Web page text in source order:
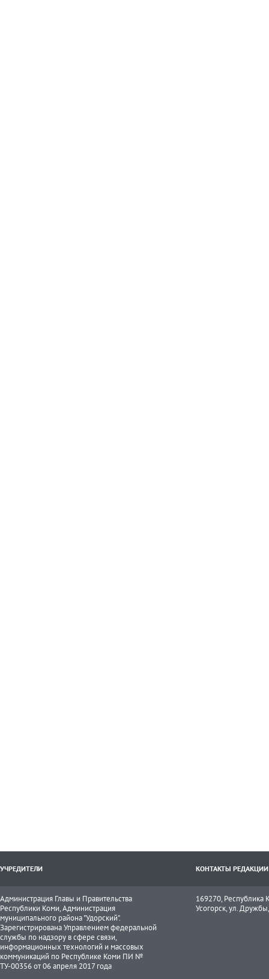
УЧРЕДИТЕЛИ КОНТАКТЫ РЕДАКЦИИ
Администрация Главы и Правительства
Республики Коми, Администрация
муниципального района "Удорский".
Зарегистрирована Управлением федеральной
службы по надзору в сфере связи,
информационных технологий и массовых
коммуникаций по Республике Коми ПИ №
ТУ-00356 от 06 апреля 2017 года
169270, Республика
Усогорск, ул.